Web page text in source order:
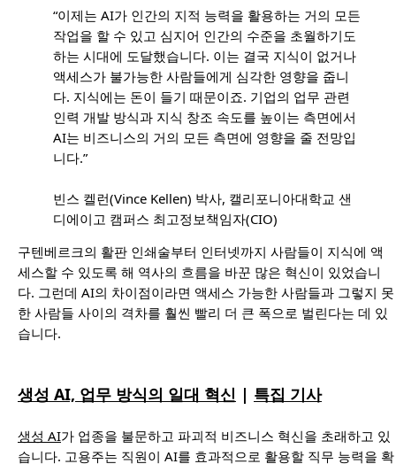
“이제는 AI가 인간의 지적 능력을 활용하는 거의 모든
작업을 할 수 있고 심지어 인간의 수준을 초월하기도
하는 시대에 도달했습니다. 이는 결국 지식이 없거나
액세스가 불가능한 사람들에게 심각한 영향을 줍니
다. 지식에는 돈이 들기 때문이죠. 기업의 업무 관련
인력 개발 방식과 지식 창조 속도를 높이는 측면에서
AI는 비즈니스의 거의 모든 측면에 영향을 줄 전망입
니다.”
빈스 켈런(Vince Kellen) 박사, 캘리포니아대학교 샌
디에이고 캠퍼스 최고정보책임자(CIO)
구텐베르크의 활판 인쇄술부터 인터넷까지 사람들이 지식에 액
세스할 수 있도록 해 역사의 흐름을 바꾼 많은 혁신이 있었습니
다. 그런데 AI의 차이점이라면 액세스 가능한 사람들과 그렇지 못
한 사람들 사이의 격차를 훨씬 빨리 더 큰 폭으로 벌린다는 데 있
습니다.
생성 AI, 업무 방식의 일대 혁신 | 특집 기사
생성 AI가 업종을 불문하고 파괴적 비즈니스 혁신을 초래하고 있
습니다. 고용주는 직원이 AI를 효과적으로 활용할 직무 능력을 확